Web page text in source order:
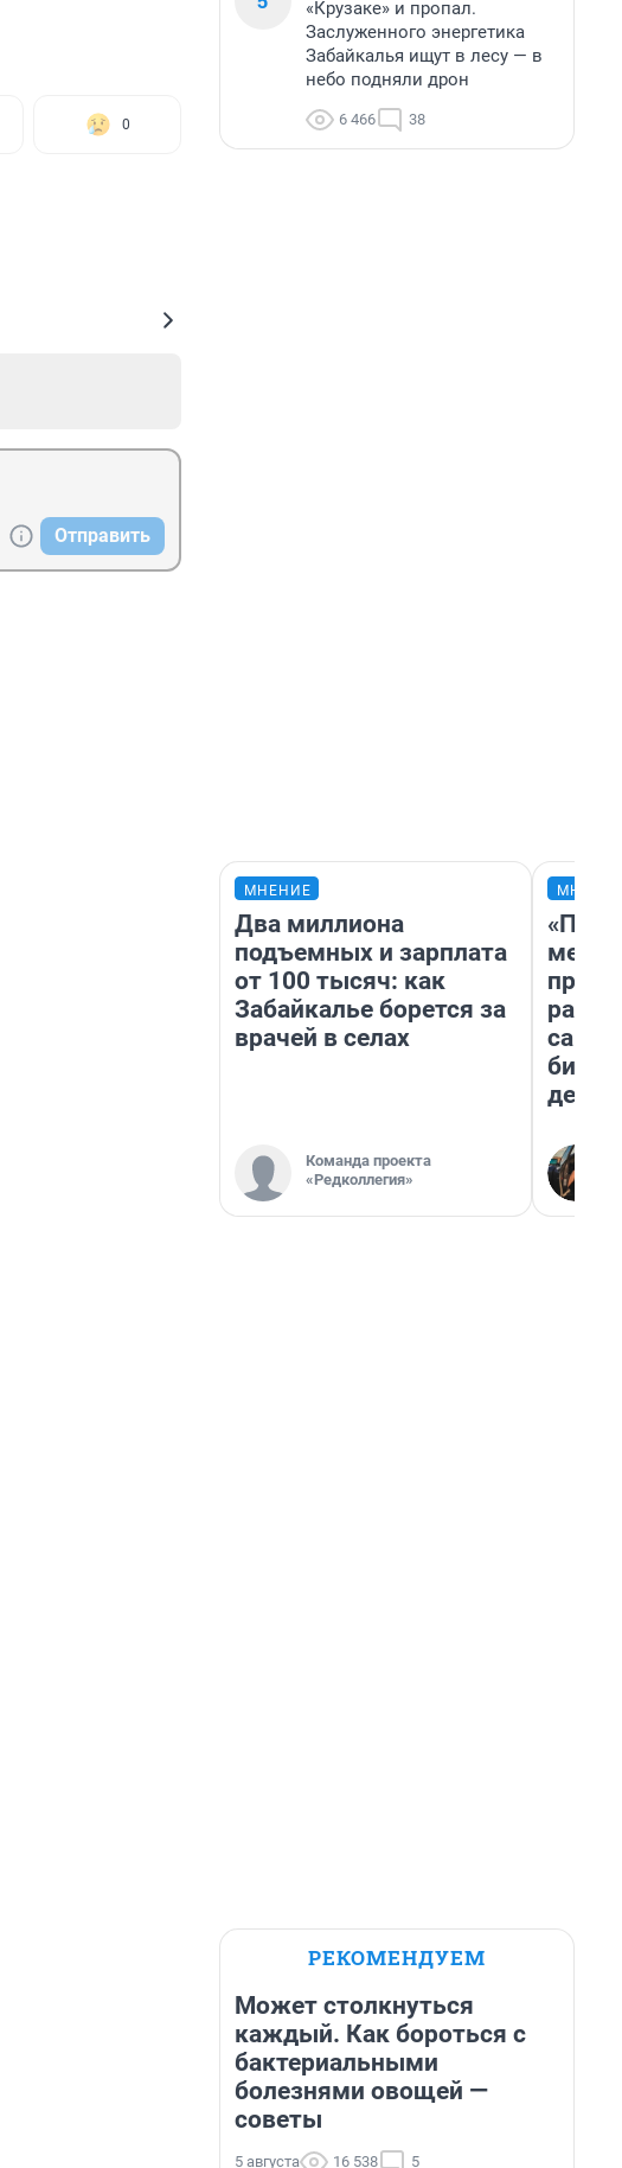
0
Отправить
«Крузаке» и пропал.
Заслуженного энергетика
Забайкалья ищут в лесу — в
небо подняли дрон
6 466 38
МНЕНИЕ
Два миллиона
подъемных и зарплата
от 100 тысяч: как
Забайкалье борется за
врачей в селах
Команда проекта
«Редколлегия»
РЕКОМЕНДУЕМ
Может столкнуться
каждый. Как бороться с
бактериальными
болезнями овощей —
советы
5 августа 16 538 5